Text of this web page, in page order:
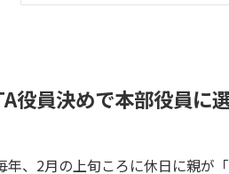
役員決めで本部役員に
年、2月の上旬ころに休日に親が